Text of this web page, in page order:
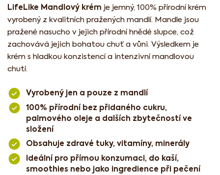
LifeLike Mandlový krém je jemný, 100% přírodní krém
vyrobený z kvalitních pražených mandlí. Mandle jsou
pražené nasucho v jejich přírodní hnědé slupce, což
zachovává jejich bohatou chuť a vůni. Výsledkem je
krém s hladkou konzistencí a intenzivní mandlovou
chutí.
Vyrobený jen a pouze z mandlí
100% přírodní bez přidaného cukru,
palmového oleje a dalších zbytečností ve
složení
Obsahuje zdravé tuky, vitamíny, minerály
Ideální pro přímou konzumaci, do kaší,
smoothies nebo jako ingredience při pečení